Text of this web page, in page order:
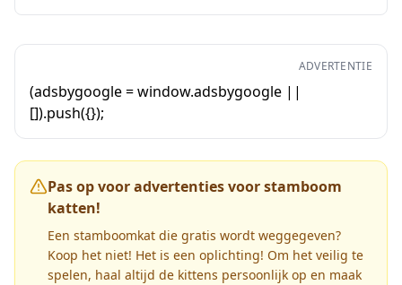
ADVERTENTIE
(adsbygoogle = window.adsbygoogle ||
[]).push({});
Pas op voor advertenties voor stamboom
katten!
Een stamboomkat die gratis wordt weggegeven?
Koop het niet! Het is een oplichting! Om het veilig te
spelen, haal altijd de kittens persoonlijk op en maak